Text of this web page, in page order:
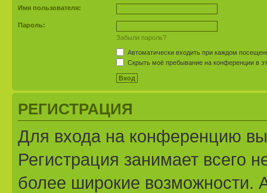
Имя пользователя:
Пароль:
Забыли пароль?
Автоматически входить при каждом
Скрыть моё пребывание на конференции в
РЕГИСТРАЦИЯ
Для входа на конференцию
Регистрация занимает всего
более широкие возможности.